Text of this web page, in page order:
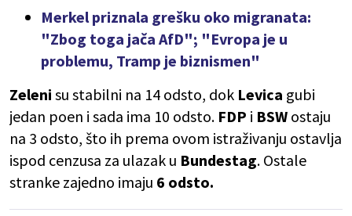
Merkel priznala grešku oko migranata:
"Zbog toga jača AfD"; "Evropa je u
problemu, Tramp je biznismen"
Zeleni su stabilni na 14 odsto, dok Levica gubi
jedan poen i sada ima 10 odsto. FDP i BSW ostaju
na 3 odsto, što ih prema ovom istraživanju ostavlja
ispod cenzusa za ulazak u Bundestag. Ostale
stranke zajedno imaju 6 odsto.